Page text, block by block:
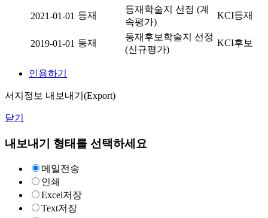
2021-01-01 등재
등재학술지 선정 (계
속평가)
KCI등재
2019-01-01 등재
등재후보학술지 선정
(신규평가)
KCI후보
인용하기
서지정보 내보내기(Export)
닫기
내보내기 형태를 선택하세요
메일전송
인쇄
Excel저장
Text저장